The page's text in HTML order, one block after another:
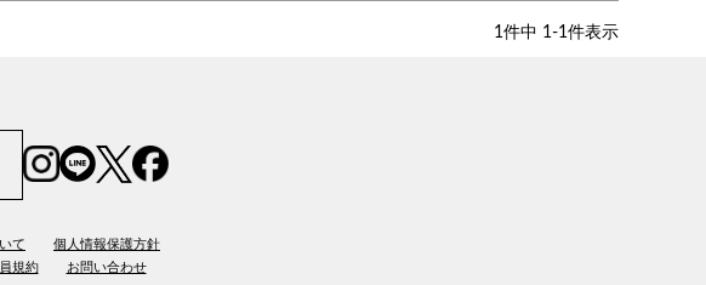
1 件中 1 -1 件表示
て
個人情報保護方針
規約
お問い合わせ